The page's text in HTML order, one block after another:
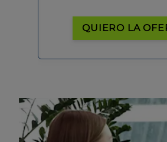
QUIERO LA